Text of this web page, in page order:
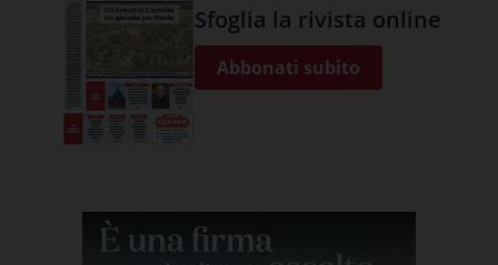
Sfoglia la rivista online
Abbonati subito